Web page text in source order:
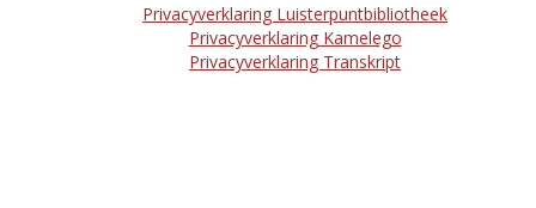
Privacyverklaring Luisterpuntbibliotheek
Privacyverklaring Kamelego
Privacyverklaring Transkript